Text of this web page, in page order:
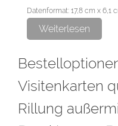
Datenformat: 17,8 cm x 6,1
Weiterlesen
Visitenkarten
Rillung